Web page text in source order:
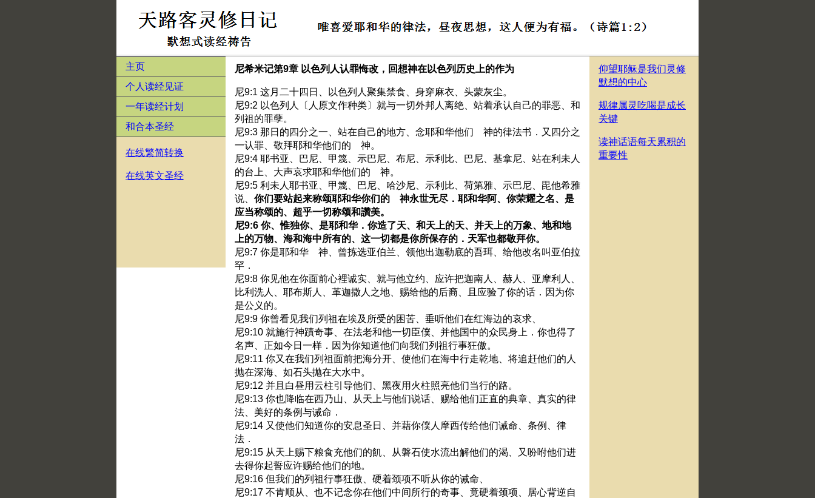
主页
个人读经见证
一年读经计划
和合本圣经
在线繁简转换
在线英文圣经
尼希米记第9章 以色列人认罪悔改，回想神在以色列历史上的作为
尼9:1 这月二十四日、以色列人聚集禁食、身穿麻衣、头蒙灰尘。
尼9:2 以色列人〔人原文作种类〕就与一切外邦人离绝、站着承认自己的罪恶、和
列祖的罪孽。
尼9:3 那日的四分之一、站在自己的地方、念耶和华他们 神的律法书．又四分之
一认罪、敬拜耶和华他们的 神。
尼9:4 耶书亚、巴尼、甲篾、示巴尼、布尼、示利比、巴尼、基拿尼、站在利未人
的台上、大声哀求耶和华他们的 神。
尼9:5 利未人耶书亚、甲篾、巴尼、哈沙尼、示利比、荷第雅、示巴尼、毘他希雅
说、 你们要站起来称颂耶和华你们的 神永世无尽．耶和华阿、你荣耀之名、是
应当称颂的、超乎一切称颂和讚美。
尼9:6 你、惟独你、是耶和华．你造了天、和天上的天、并天上的万象、地和地
上的万物、海和海中所有的、这一切都是你所保存的．天军也都敬拜你。
尼9:7 你是耶和华 神、曾拣选亚伯兰、领他出迦勒底的吾珥、给他改名叫亚伯拉
罕．
尼9:8 你见他在你面前心裡诚实、就与他立约、应许把迦南人、赫人、亚摩利人、
比利洗人、耶布斯人、革迦撒人之地、赐给他的后裔、且应验了你的话．因为你
是公义的。
尼9:9 你曾看见我们列祖在埃及所受的困苦、垂听他们在红海边的哀求、
尼9:10 就施行神蹟奇事、在法老和他一切臣僕、并他国中的众民身上．你也得了
名声、正如今日一样．因为你知道他们向我们列祖行事狂傲。
尼9:11 你又在我们列祖面前把海分开、使他们在海中行走乾地、将追赶他们的人
抛在深海、如石头抛在大水中。
尼9:12 并且白昼用云柱引导他们、黑夜用火柱照亮他们当行的路。
尼9:13 你也降临在西乃山、从天上与他们说话、赐给他们正直的典章、真实的律
法、美好的条例与诫命．
尼9:14 又使他们知道你的安息圣日、并藉你僕人摩西传给他们诫命、条例、律
法．
尼9:15 从天上赐下粮食充他们的飢、从磐石使水流出解他们的渴、又吩咐他们进
去得你起誓应许赐给他们的地。
尼9:16 但我们的列祖行事狂傲、硬着颈项不听从你的诫命、
尼9:17 不肯顺从、也不记念你在他们中间所行的奇事、竟硬着颈项、居心背逆自
仰望耶稣是我们灵修
默想的中心
规律属灵吃喝是成长
关键
读神话语每天累积的
重要性